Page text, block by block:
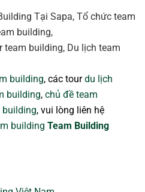
building, các tourdu lịch
building, chủ đề team
building, vui lòng liên hệ
building Team Building